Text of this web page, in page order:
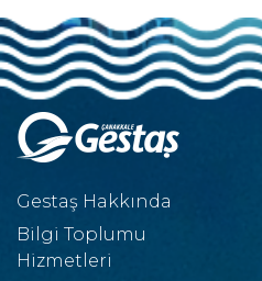
Gestaş Hakkında
Bilgi Toplumu
Hizmetleri